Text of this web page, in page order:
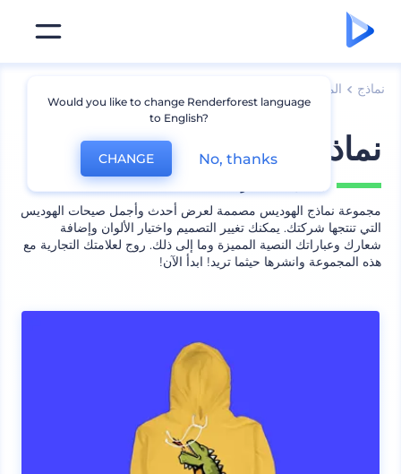
نماذج الملابس
نماذج هوديس عصرية
مجموعة نماذج الهوديس مصممة لعرض أحدث وأجمل صيحات الهوديس
التي تنتجها شركتك. يمكنك تغيير التصميم واختيار الألوان وإضافة
شعارك وعباراتك النصية المميزة وما إلى ذلك. روج لعلامتك التجارية مع
هذه المجموعة وانشرها حيثما تريد! ابدأ الآن!
Would you like to change Renderforest language
to English?
CHANGE No, thanks